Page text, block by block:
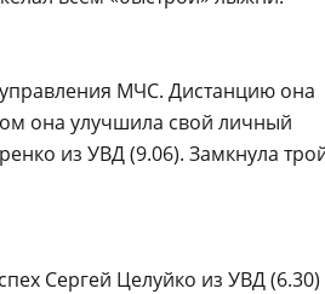
МЧС. Дистанцию она
она улучшила свой личный
из УВД (9.06). Замкнула
Сергей Целуйко из УВД (6.30)